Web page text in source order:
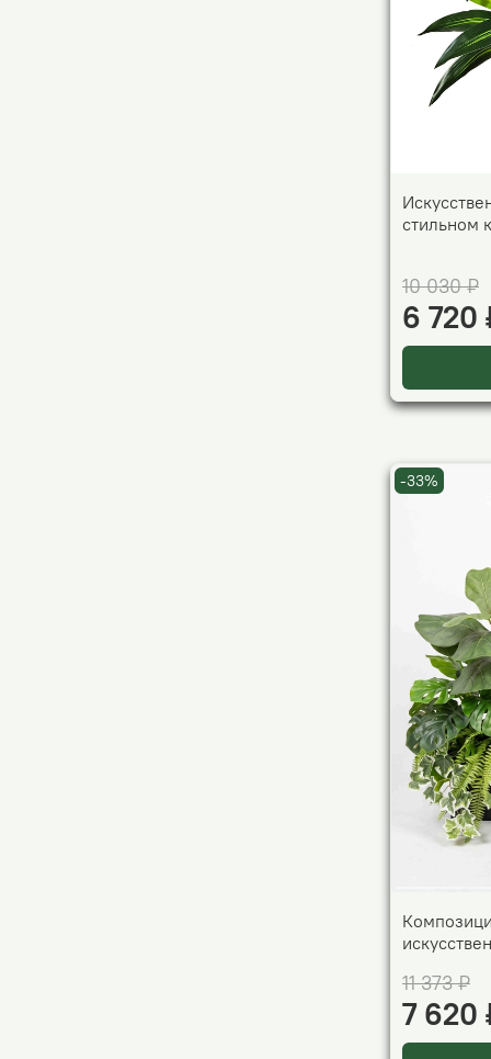
стильном
10 030 ₽
6 720
-33%
11 373 ₽
7 620